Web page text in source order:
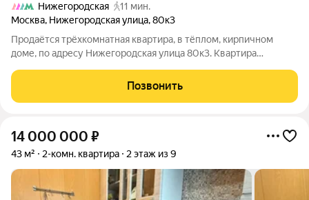
Нижегородская
11 мин.
Москва, Нижегородская улица,80к3
Продаётся трёхкомнатная квартира, в тёплом, кирпичном
доме, по адресу Нижегородская улица 80к3. Квартира
Расположена на втором этаже дома 1974 года постройки.
Требует ремонта, что дает возможность
Позвонить
14 000 000 ₽
43 м² 2-комн. квартира 2 этаж из 9